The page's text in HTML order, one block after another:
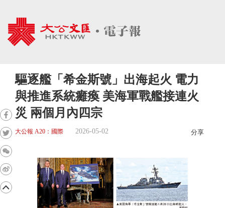
驅逐艦「希金斯號」出海起火 電力
與推進系統癱瘓 美海軍戰艦接連火
災 兩個月內四宗
大公報 A20：國際 2026-05-02 分享